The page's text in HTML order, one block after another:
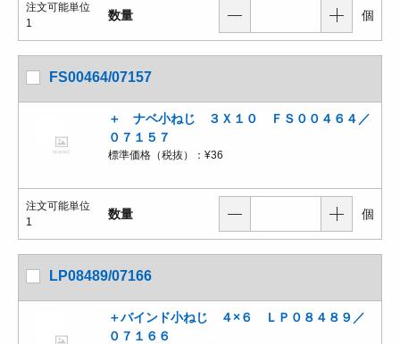
注文可能単位
1
数量 個
FS00464/07157
＋ ナベ小ねじ ３Ｘ１０ ＦＳ００４６４／
０７１５７
標準価格（税抜）： ¥36
注文可能単位
1
数量 個
LP08489/07166
＋バインド小ねじ ４×６ ＬＰ０８４８９／
０７１６６